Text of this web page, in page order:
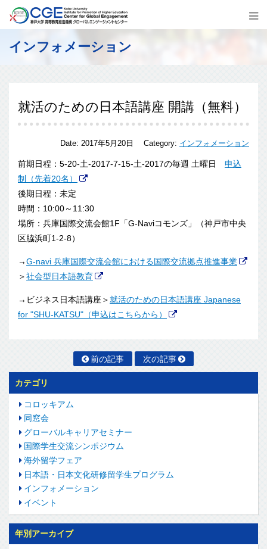
インフォメーション
就活のための日本語講座 開講（無料）
Date:2017年5月20日 Category: インフォメーション
前期日程：5-20-土-2017-7-15-土-2017の毎週 土曜日 申込
制（先着20名）
後期日程：未定
時間：10:00～11:30
場所：兵庫国際交流会館1F「G-Naviコモンズ」（神戸市中央
区脇浜町1-2-8）
→G-navi 兵庫国際交流会館における国際交流拠点推進事業
＞社会型日本語教育
→ビジネス日本語講座＞就活のための日本語講座 Japanese
for "SHU-KATSU"（申込はこちらから）
前の記事 次の記事
カテゴリ
コロッキアム
同窓会
グローバルキャリアセミナー
国際学生交流シンポジウム
海外留学フェア
日本語・日本文化研修留学生プログラム
インフォメーション
イベント
年別アーカイブ